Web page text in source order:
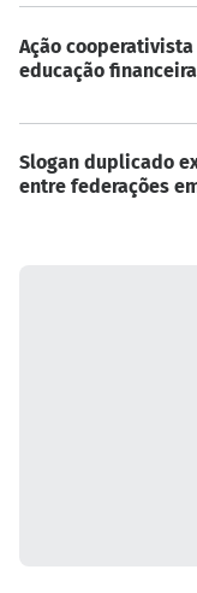
Ação
educação
Slogan duplicado
entre federações